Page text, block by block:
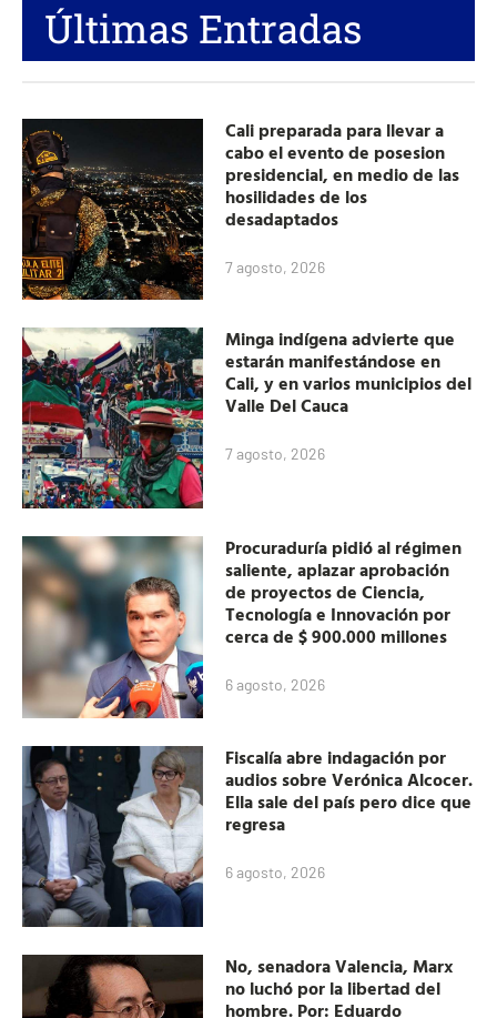
Últimas Entradas
Cali preparada para llevar a
cabo el evento de posesion
presidencial, en medio de las
hosilidades de los
desadaptados
7 agosto, 2026
Minga indígena advierte que
estarán manifestándose en
Cali, y en varios municipios del
Valle Del Cauca
7 agosto, 2026
Procuraduría pidió al régimen
saliente, aplazar aprobación
de proyectos de Ciencia,
Tecnología e Innovación por
cerca de $ 900.000 millones
6 agosto, 2026
Fiscalía abre indagación por
audios sobre Verónica Alcocer.
Ella sale del país pero dice que
regresa
6 agosto, 2026
No, senadora Valencia, Marx
no luchó por la libertad del
hombre. Por: Eduardo